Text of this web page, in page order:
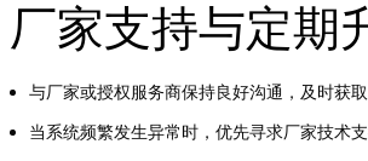
厂家支持与定期
与厂家或授权服务商保持良好沟通，及时获
当系统频繁发生异常时，优先寻求厂家技术